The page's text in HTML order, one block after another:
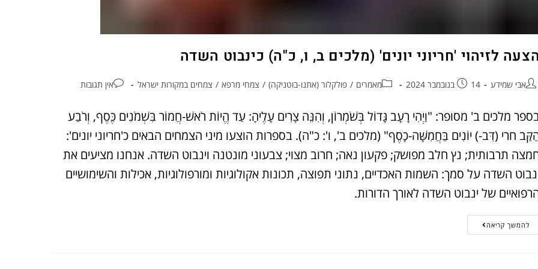
הצעה לזיהוי 'חריוני יונים' (מלכים ב, ו, כ"ה) כינבוט השדה
אבי שמידע 14 בנובמבר 2024 מאמרים / פולקלור (אתנו-בוטניקה) / צמחי מרפא / צמחים במקורות ישראל אין תגובות
מלכים ב' מסופר: "וַיְהִי רָעָב גָּדוֹל בְּשֹׁמְרוֹן, וְהִנֵּה צָרִים עָלֶיהָ: עַד הֱיוֹת רֹאשׁ-חֲמוֹר בִּשְׁמֹנִים כֶּסֶף, וְרֹבַע
חרי (דִּב-) יוֹנִים בַּחֲמִשָּׁה-כָסֶף" (מלכים ב', ו': כ"ה). בספרות הוצעו מיני הצמחים הבאים כ'חריוני יונים':
תרבותית; נץ חלב מפושק; פקעון נאה; חרוב מצוי; צבעוני מונטנה וינבוט השדה. אנחנו מציעים את
השדה על סמך: השמות האכדיים, נתוני תפוצה, תכונות אקולוגיות ומורפולוגיות, אכילות והשימושיים
של ינבוט השדה לאורך הדורות.
להמשך קריאה